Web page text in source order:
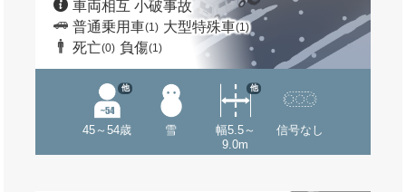
車両相互 小破事故
普通乗用車(1) 大型特殊車(1)
死亡(0) 負傷(1)
45～54歳
他
雪
幅5.5～
9.0m
他
信号なし